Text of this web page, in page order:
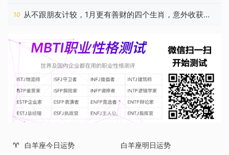
10 从不跟朋友计较，1月更有善财的四个生肖，意外收获相
♈ 白羊座今日运势
白羊座明日运势